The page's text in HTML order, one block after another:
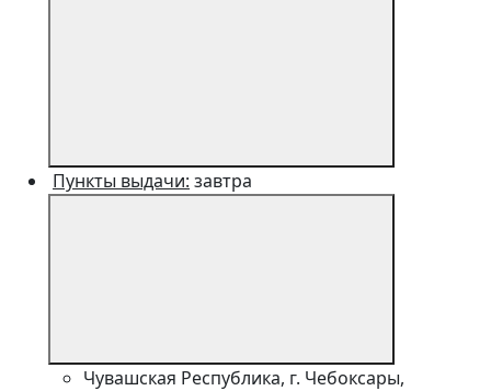
Пункты выдачи: завтра
Чувашская Республика, г. Чебоксары,